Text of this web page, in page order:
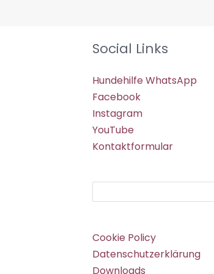
Social Links
Hundehilfe WhatsApp
Facebook
Instagram
YouTube
Kontaktformular
Cookie Policy
Datenschutzerklärung
Downloads